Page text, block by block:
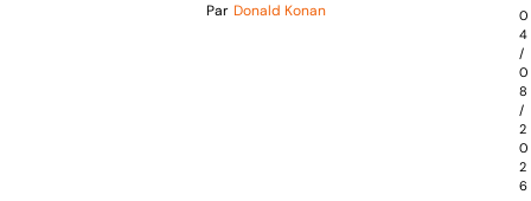
Par Donald Konan
0
4
/
0
8
/
2
0
2
6